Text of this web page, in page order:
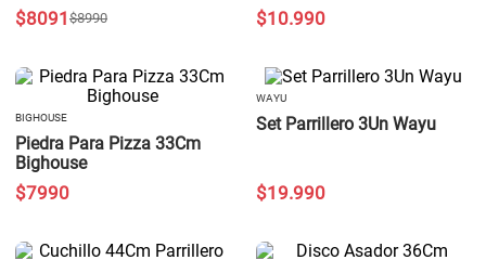
$8990
$8091 $10.990
BIGHOUSE
Piedra Para Pizza 33Cm
Bighouse
$7990
WAYU
Set Parrillero 3Un Wayu
$19.990